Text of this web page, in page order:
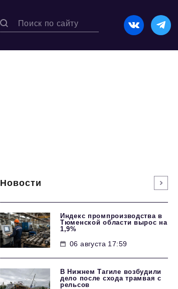
Новости
Индекс промпроизводства в
Тюменской области вырос на
1,9%
06 августа 17:59
В Нижнем Тагиле возбудили
дело после схода трамвая с
рельсов